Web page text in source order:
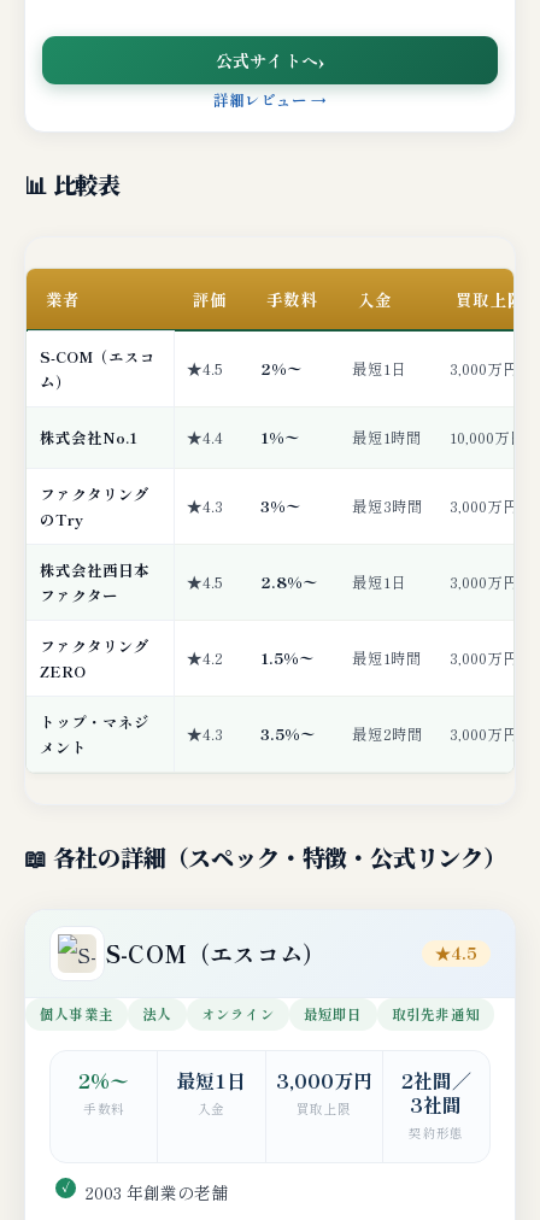
公式サイトへ
詳細レビュー →
📊 比較表
業者 評価 手数料 入金 買取上限
S-COM（エスコ
ム）
★4.5 2%〜 最短1日 3,000万円
株式会社No.1 ★4.4 1%〜 最短1時間 10,000万円
ファクタリング
のTry
★4.3 3%〜 最短3時間 3,000万円
株式会社西日本
ファクター
★4.5 2.8%〜 最短1日 3,000万円
ファクタリング
ZERO
★4.2 1.5%〜 最短1時間 3,000万円
トップ・マネジ
メント
★4.3 3.5%〜 最短2時間 3,000万円
📖 各社の詳細（スペック・特徴・公式リンク）
S-COM（エスコム） ★4.5
個人事業主 法人 オンライン 最短即日 取引先非通知
2%〜
手数料
最短1日
入金
3,000万円
買取上限
2社間／
3社間
契約形態
2003 年創業の老舗